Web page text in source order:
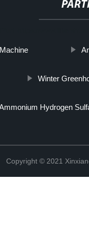
Winter
Hydrogen
Copyright © 2021